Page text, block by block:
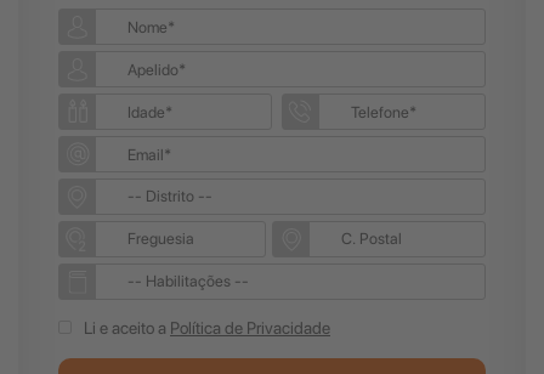
Li e aceito a Política de Privacidade